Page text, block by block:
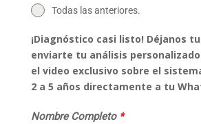
Todas las anteriores.
¡Diagnóstico casi listo! Déjanos
enviarte tu análisis
el video exclusivo sobre el
2 a 5 años directamente a tu
Nombre Completo *